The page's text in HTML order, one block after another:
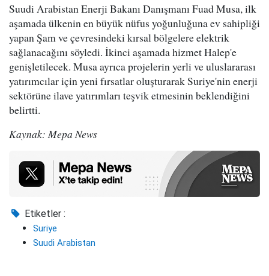
Suudi Arabistan Enerji Bakanı Danışmanı Fuad Musa, ilk
aşamada ülkenin en büyük nüfus yoğunluğuna ev sahipliği
yapan Şam ve çevresindeki kırsal bölgelere elektrik
sağlanacağını söyledi. İkinci aşamada hizmet Halep'e
genişletilecek. Musa ayrıca projelerin yerli ve uluslararası
yatırımcılar için yeni fırsatlar oluşturarak Suriye'nin enerji
sektörüne ilave yatırımları teşvik etmesinin beklendiğini
belirtti.
Kaynak: Mepa News
Etiketler :
Suriye
Suudi Arabistan